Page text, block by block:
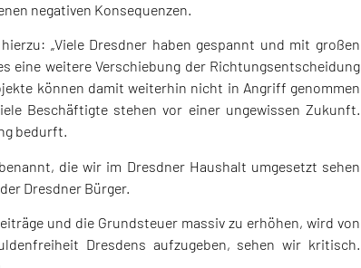
negativen Konsequenzen.
„Viele Dresdner haben gespannt und mit großen
eine weitere Verschiebung der Richtungsentscheidung
können damit weiterhin nicht in Angriff genommen
Beschäftigte stehen vor einer ungewissen Zukunft.
bedurft.
die wir im Dresdner Haushalt umgesetzt sehen
Dresdner Bürger.
und die Grundsteuer massiv zu erhöhen, wird von
Dresdens aufzugeben, sehen wir kritisch.